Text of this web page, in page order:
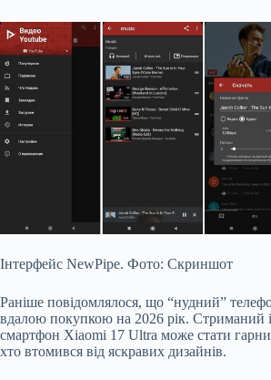
Інтерфейс NewPipe. Фото: Скриншот
Раніше повідомлялося, що “нудний”
вдалою покупкою на 2026 рік. Стриманий і
смартфон Xiaomi 17 Ultra може стати
хто втомився від яскравих дизайнів.